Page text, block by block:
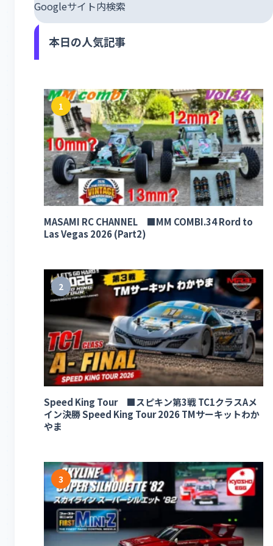
Googleサイト内検索
本日の人気記事
1
MASAMI RC CHANNEL ■MM COMBI.34 Rord to
Las Vegas 2026 (Part2)
2
Speed King Tour ■スピキン第3戦 TC1クラスAメ
イン決勝 Speed King Tour 2026 TMサーキットわか
やま
3